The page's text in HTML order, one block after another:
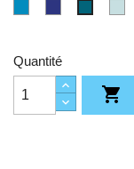
Quantité
